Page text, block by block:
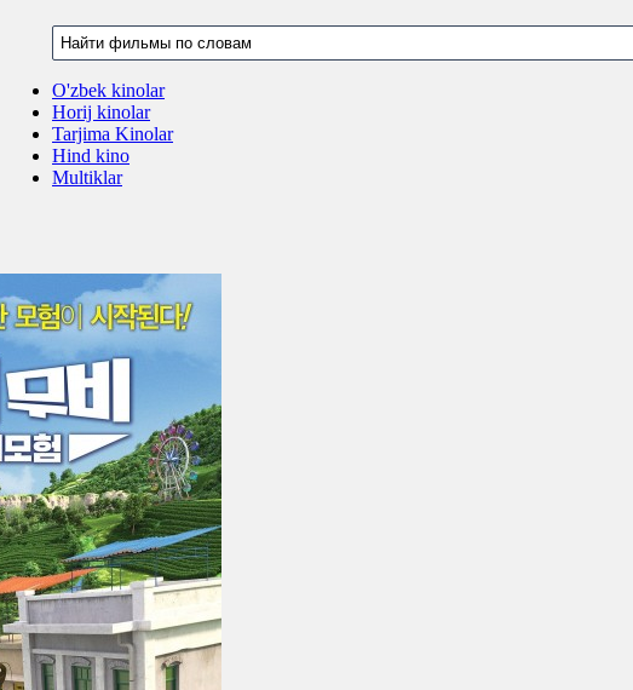
O'zbek kinolar
Horij kinolar
Tarjima Kinolar
Hind kino
Multiklar